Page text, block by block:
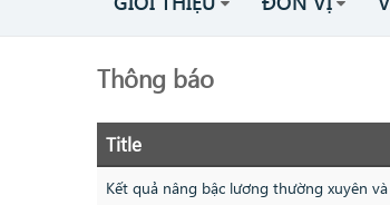
Thông báo
Title
Kết quả nâng bậc lương thường xuyên